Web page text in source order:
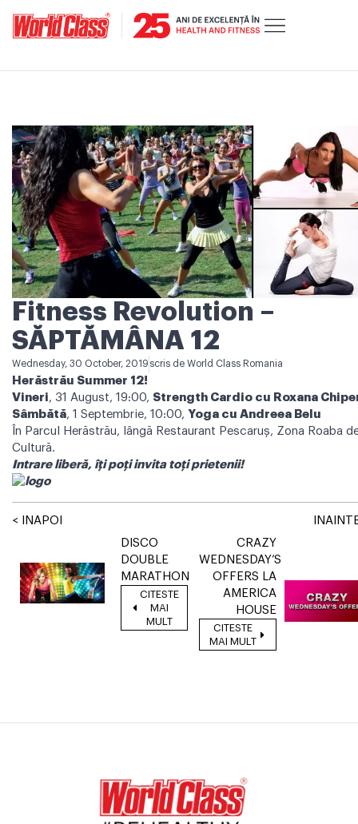
Fitness Revolution –
SĂPTĂMÂNA 12
Wednesday, 30 October, 2019 scris de World Class Romania
Herăstrău Summer 12!
Vineri, 31 August, 19:00, Strength Cardio cu Roxana
Sâmbătă, 1 Septembrie, 10:00, Yoga cu Andreea Belu
În Parcul Herăstrău, lângă Restaurant Pescaruș, Zona Roaba
Cultură.
Intrare liberă, îţi poți invita toți prietenii!
< INAPOI
DISCO
DOUBLE
MARATHON
CITESTE
MAI
MULT
CRAZY
WEDNESDAY’S
OFFERS LA
AMERICA
HOUSE
CITESTE
MAI MULT